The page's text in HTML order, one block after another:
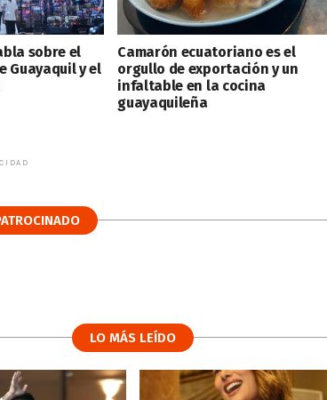
sobre el
Guayaquil y el
Camarón ecuatoriano es el
orgullo de exportación y un
infaltable en la cocina
guayaquileña
LO MÁS LEÍDO